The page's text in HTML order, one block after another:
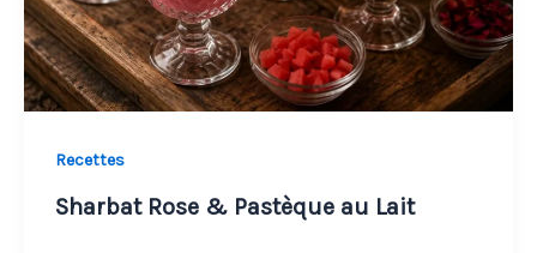
Recettes
Sharbat Rose & Pastèque au Lait